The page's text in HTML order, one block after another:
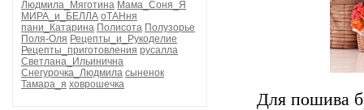
Людмила_Мяготина Мама_Соня_Я
МИРА_и_БЕЛЛА оТАНня
пани_Катарина Полисота Полузорье
Поля-Оля Рецепты_и_Рукоделие
Рецепты_приготовления русалла
Светлана_Ильинична
Снегурочка_Людмила сыненок
Тамара_я ховрошечка
Для пошива